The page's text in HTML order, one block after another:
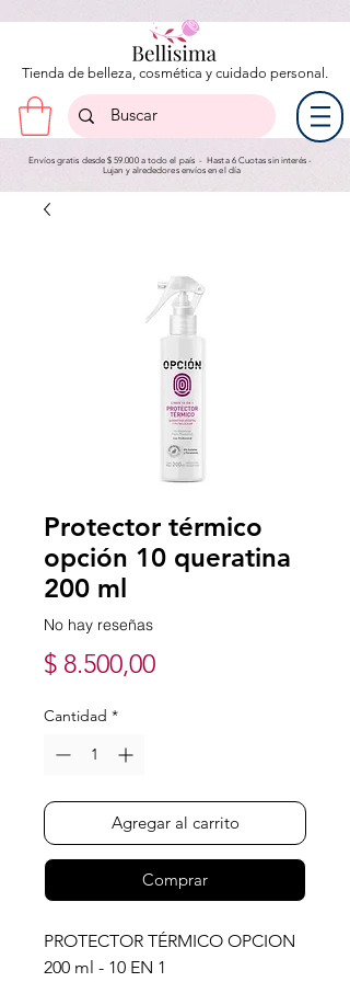
Tienda de belleza, cosmética y cuidado personal.
Envíos gratis desde $ 59.000 a todo el país - Hasta 6 Cuotas sin interés -
Lujan y alrededores envíos en el día
Protector térmico
opción 10 queratina
200 ml
No hay reseñas
$ 8.500,00Precio
Cantidad *
Agregar al carrito
Comprar
PROTECTOR TÉRMICO OPCION
200 ml - 10 EN 1